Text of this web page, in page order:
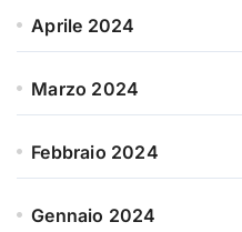
Aprile 2024
Marzo 2024
Febbraio 2024
Gennaio 2024